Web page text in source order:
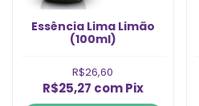
Essência Lima Limão
(100ml)
R$26,60
R$25,27 com Pix